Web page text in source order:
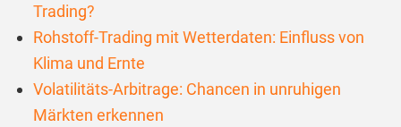
Trading?
Rohstoff-Trading mit Wetterdaten: Einfluss von
Klima und Ernte
Volatilitäts-Arbitrage: Chancen in unruhigen
Märkten erkennen